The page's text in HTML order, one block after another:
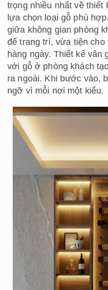
trọng nhiều nhất về thiết
lựa chọn loại gỗ phù
giữa không gian phòng
để trang trí, vừa tiện
hàng ngày. Thiết kế vân
với gỗ ở phòng khách
ra ngoài. Khi bước vào,
ngỡ vì mỗi nơi một kiểu.